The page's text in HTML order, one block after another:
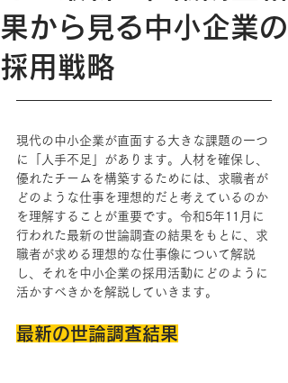
果から見る中小企業の
採用戦略
現代の中小企業が直面する大きな課題の一つ
に「人手不足」があります。人材を確保し、
優れたチームを構築するためには、求職者が
どのような仕事を理想的だと考えているのか
を理解することが重要です。令和5年11月に
行われた最新の世論調査の結果をもとに、求
職者が求める理想的な仕事像について解説
し、それを中小企業の採用活動にどのように
活かすべきかを解説していきます。
最新の世論調査結果